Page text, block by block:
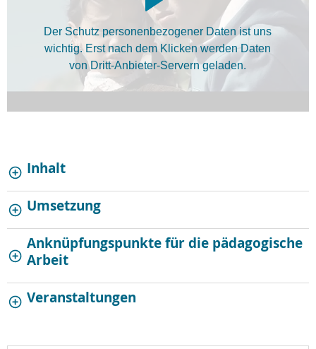
Der Schutz personenbezogener Daten ist uns
wichtig. Erst nach dem Klicken werden Daten
von Dritt-Anbieter-Servern geladen.
Inhalt
Umsetzung
Anknüpfungspunkte für die pädagogische
Arbeit
Veranstaltungen